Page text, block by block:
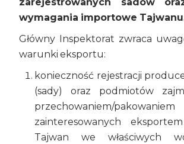
wymagania importowe
Główny Inspektorat zwraca
warunki eksportu:
konieczność rejestracji
(sady) oraz podmiotów
przechowaniem/
zainteresowanych
Tajwan we właściwych